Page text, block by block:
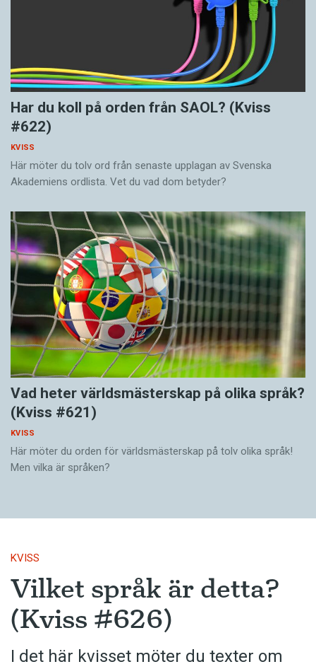
Har du koll på orden från SAOL? (Kviss
#622)
KVISS
Här möter du tolv ord från senaste upplagan av Svenska
Akademiens ordlista. Vet du vad dom betyder?
Vad heter världsmästerskap på olika språk?
(Kviss #621)
KVISS
Här möter du orden för världsmästerskap på tolv olika språk!
Men vilka är språken?
KVISS
Vilket språk är detta?
(Kviss #626)
I det här kvisset möter du texter om